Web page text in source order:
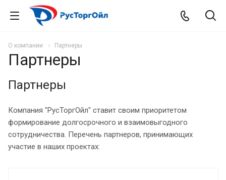
О компании Партнеры
Партнеры
Партнеры
Компания "РусТоргОйл" ставит своим приоритетом
формирование долгосрочного и взаимовыгодного
сотрудничества. Перечень партнеров, принимающих
участие в наших проектах: